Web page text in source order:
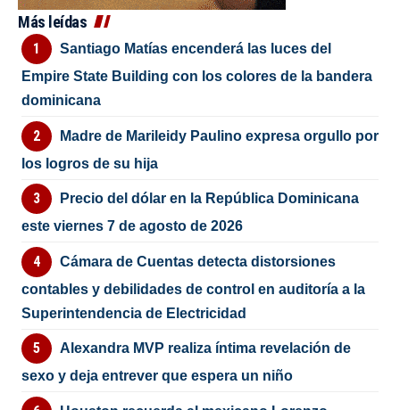
Más leídas
Santiago Matías encenderá las luces del
Empire State Building con los colores de la bandera
dominicana
Madre de Marileidy Paulino expresa orgullo por
los logros de su hija
Precio del dólar en la República Dominicana
este viernes 7 de agosto de 2026
Cámara de Cuentas detecta distorsiones
contables y debilidades de control en auditoría a la
Superintendencia de Electricidad
Alexandra MVP realiza íntima revelación de
sexo y deja entrever que espera un niño